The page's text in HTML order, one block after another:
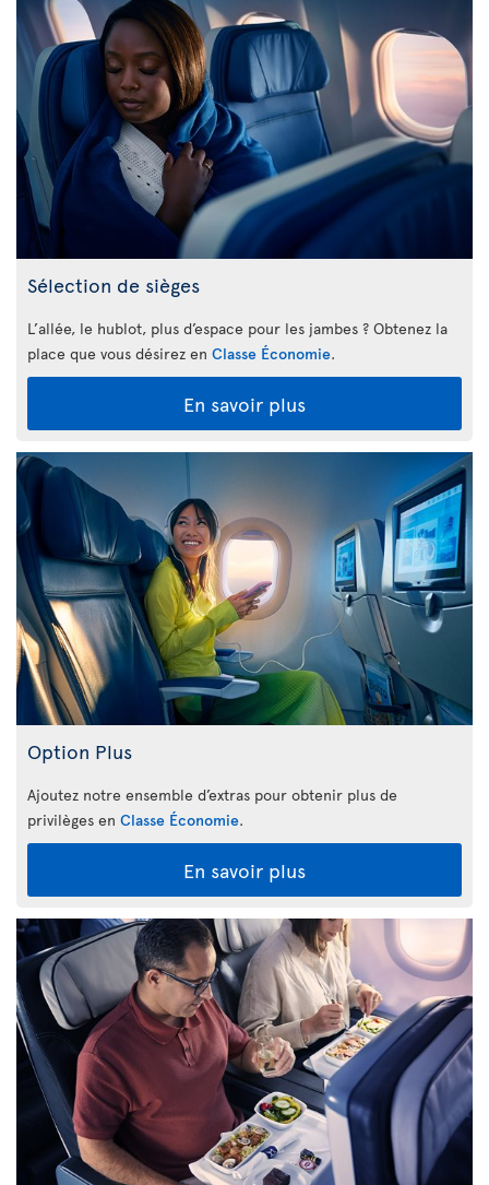
Sélection de sièges
L’allée, le hublot, plus d’espace pour les jambes ? Obtenez la
place que vous désirez en Classe Économie.
En savoir plus
Option Plus
Ajoutez notre ensemble d’extras pour obtenir plus de
privilèges en Classe Économie.
En savoir plus